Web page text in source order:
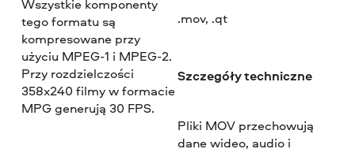
Wszystkie komponenty
tego formatu są
kompresowane przy
użyciu MPEG-1 i MPEG-2.
Przy rozdzielczości
358x240 filmy w formacie
MPG generują 30 FPS.
.mov, .qt
Szczegóły techniczne
Pliki MOV przechowują
dane wideo, audio i